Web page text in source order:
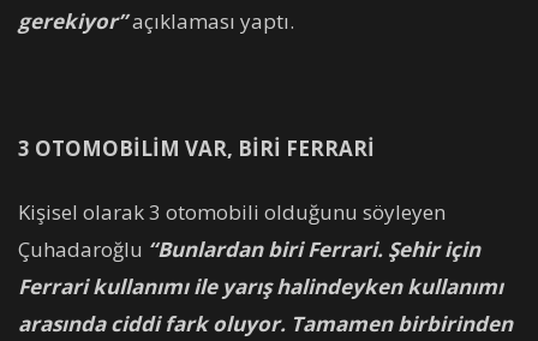
gerekiyor”açıklaması yaptı.
3 OTOMOBİLİM VAR, BİRİ FERRARİ
Kişisel olarak 3 otomobili olduğunu söyleyen
Çuhadaroğlu “Bunlardan biri Ferrari. Şehir için
Ferrari kullanımı ile yarış halindeyken kullanımı
arasında ciddi fark oluyor. Tamamen birbirinden